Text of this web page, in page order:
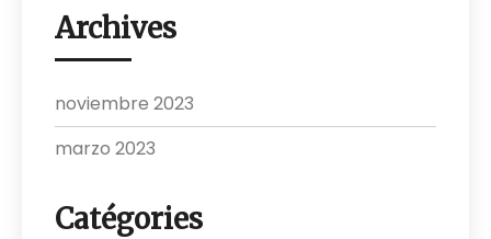
Archives
noviembre 2023
marzo 2023
Catégories